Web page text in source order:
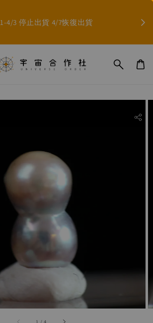
4/3 停止出貨 4/7恢復出貨
accessibility.of